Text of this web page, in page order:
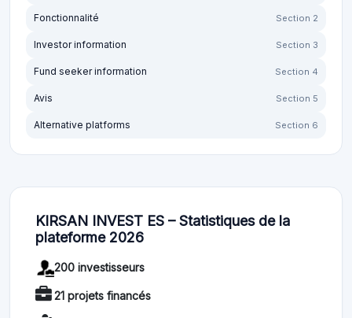
Fonctionnalité Section 2
Investor information Section 3
Fund seeker information Section 4
Avis Section 5
Alternative platforms Section 6
KIRSAN INVEST ES – Statistiques de la
plateforme 2026
200 investisseurs
21 projets financés